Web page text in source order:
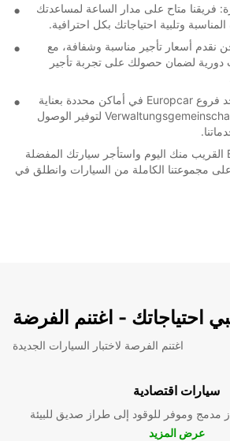
فريقنا متاح على مدار الساعة لمساعدتك
وتلبية احتياجاتك بكل احترافية.
نقدم أسعار تأجير مناسبة وشفافة، مع
لضمان حصولك على تجربة تأجير
مواقع مريحة: توجد فروع Europcar في أماكن محددة بعناية
في Verwaltungsgemeinschaft Grünsfeld لتوفير الوصول
ابحث عن فرع Europcar القريب منك اليوم واستأجر سيارتك المفضلة
مجموعتنا الكاملة من السيارات وانطلق في
احتياجاتك - اغتنم الفرضة
اغتنم الفرصة لاختبار السيارات الجديدة
سيارات اقتصادية
مدمج وموفر للوقود إلى طراز صديق للبيئة
عرض المزيد